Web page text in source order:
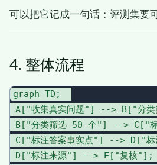
可以把它记成一句话：评测集要
4. 整体流程
graph TD;
A["收集真实问题"] --> B["分
B["分类筛选 50 个"] --> C["
C["标注答案事实点"] --> D["
D["标注来源"] --> E["复核